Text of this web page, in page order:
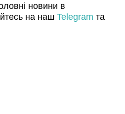
новини в
на наш Telegram та